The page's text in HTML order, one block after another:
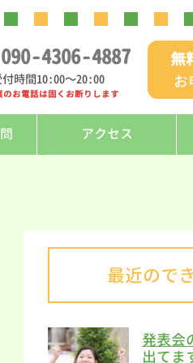
090-4306-4887
付時間10:00〜20:00
お電話は固くお断りします
無
お
アクセス
最近ので
発表会
出てま